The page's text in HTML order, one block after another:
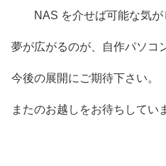
NAS を介せば可能な気が
夢が広がるのが、自作パソコ
今後の展開にご期待下さい。
またのお越しをお待ちしてい